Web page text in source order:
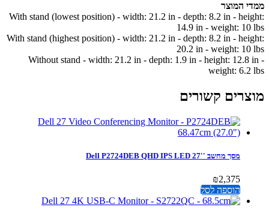
המוצר
With stand (lowest position) - width: 21.2 in - depth: 8.2 in -
14.9 in - weight: 10
With stand (highest position) - width: 21.2 in - depth: 8.2 in -
20.2 in - weight: 10
Without stand - width: 21.2 in - depth: 1.9 in - height: 12.8
weight: 6.2
קשורים
מסך מחשב ''Dell P2724DEB QHD IPS LED 27
₪2,375
הוספה לסל